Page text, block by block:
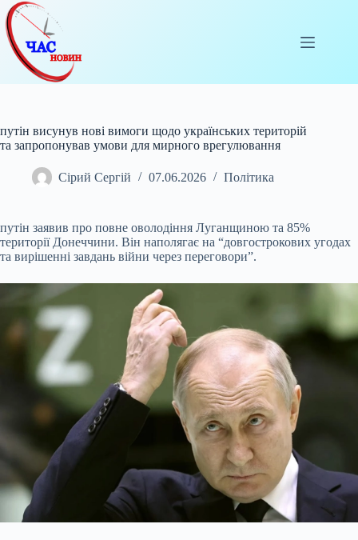
Перейти
до
вмісту
путін висунув нові вимоги щодо українських територій
та запропонував умови для мирного врегулювання
Сірий Сергій 07.06.2026 Політика
путін заявив про повне оволодіння Луганщиною та 85%
території Донеччини. Він наполягає на “довгострокових угодах
та вирішенні завдань війни через переговори”.